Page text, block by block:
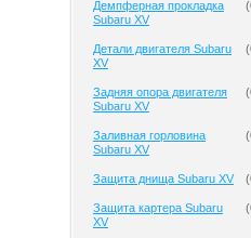
Демпферная прокладка
Subaru XV
(
Детали двигателя Subaru
XV
(
Задняя опора двигателя
Subaru XV
(
Заливная горловина
Subaru XV
(
Защита днища Subaru XV (
Защита картера Subaru
XV
(